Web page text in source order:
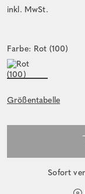
inkl. MwSt.
Farbe: Rot (100)
Größentabelle
Sofort